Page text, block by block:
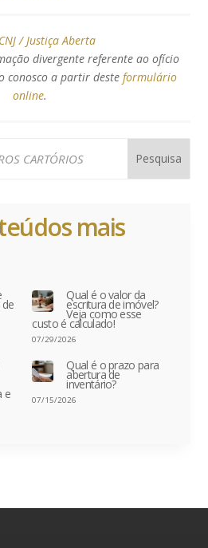
CNJ / Justiça Aberta
divergente referente ao ofício
conosco a partir deste formulário
online.
mais
Qual é o valor da
escritura de imóvel?
Veja como esse
custo é calculado!
07/29/2026
e
Qual é o prazo para
abertura de
inventário?
07/15/2026